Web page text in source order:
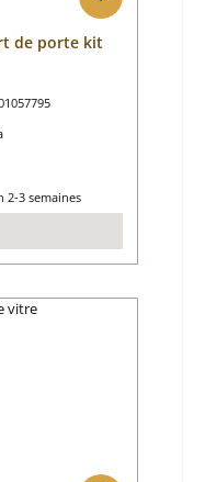
de porte kit
:
2-3 semaines